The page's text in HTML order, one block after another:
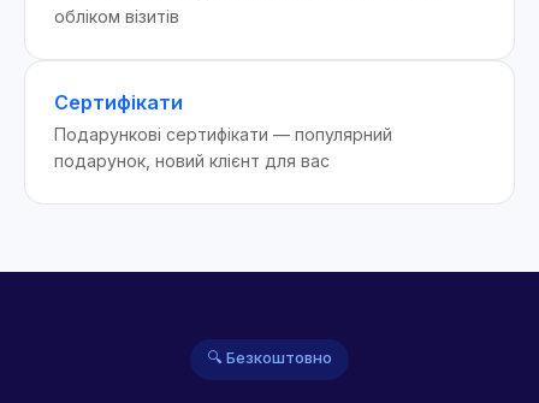
обліком візитів
Сертифікати
Подарункові сертифікати — популярний
подарунок, новий клієнт для вас
🔍 Безкоштовно